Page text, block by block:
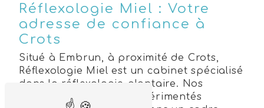
Réflexologie Miel : Votre
adresse de confiance à
Crots
Situé à Embrun, à proximité de Crots,
Réflexologie Miel est un cabinet spécialisé
dans la réflexologie plantaire. Nos
praticiens formés et expérimentés